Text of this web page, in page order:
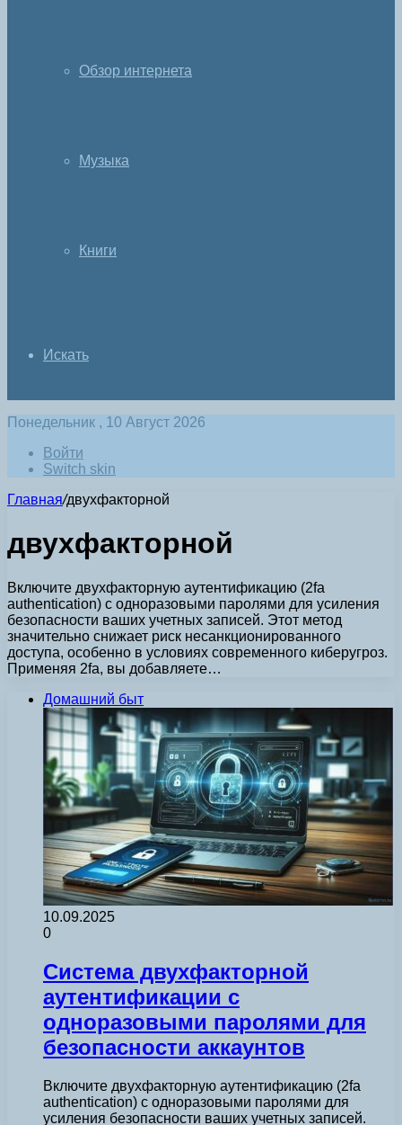
Обзор интернета
Музыка
Книги
Искать
Понедельник , 10 Август 2026
Войти
Switch skin
Главная/двухфакторной
двухфакторной
Включите двухфакторную аутентификацию (2fa
authentication) с одноразовыми паролями для усиления
безопасности ваших учетных записей. Этот метод
значительно снижает риск несанкционированного
доступа, особенно в условиях современного киберугроз.
Применяя 2fa, вы добавляете…
Домашний быт
10.09.2025
0
Система двухфакторной
аутентификации с
одноразовыми паролями для
безопасности аккаунтов
Включите двухфакторную аутентификацию (2fa
authentication) с одноразовыми паролями для
усиления безопасности ваших учетных записей.